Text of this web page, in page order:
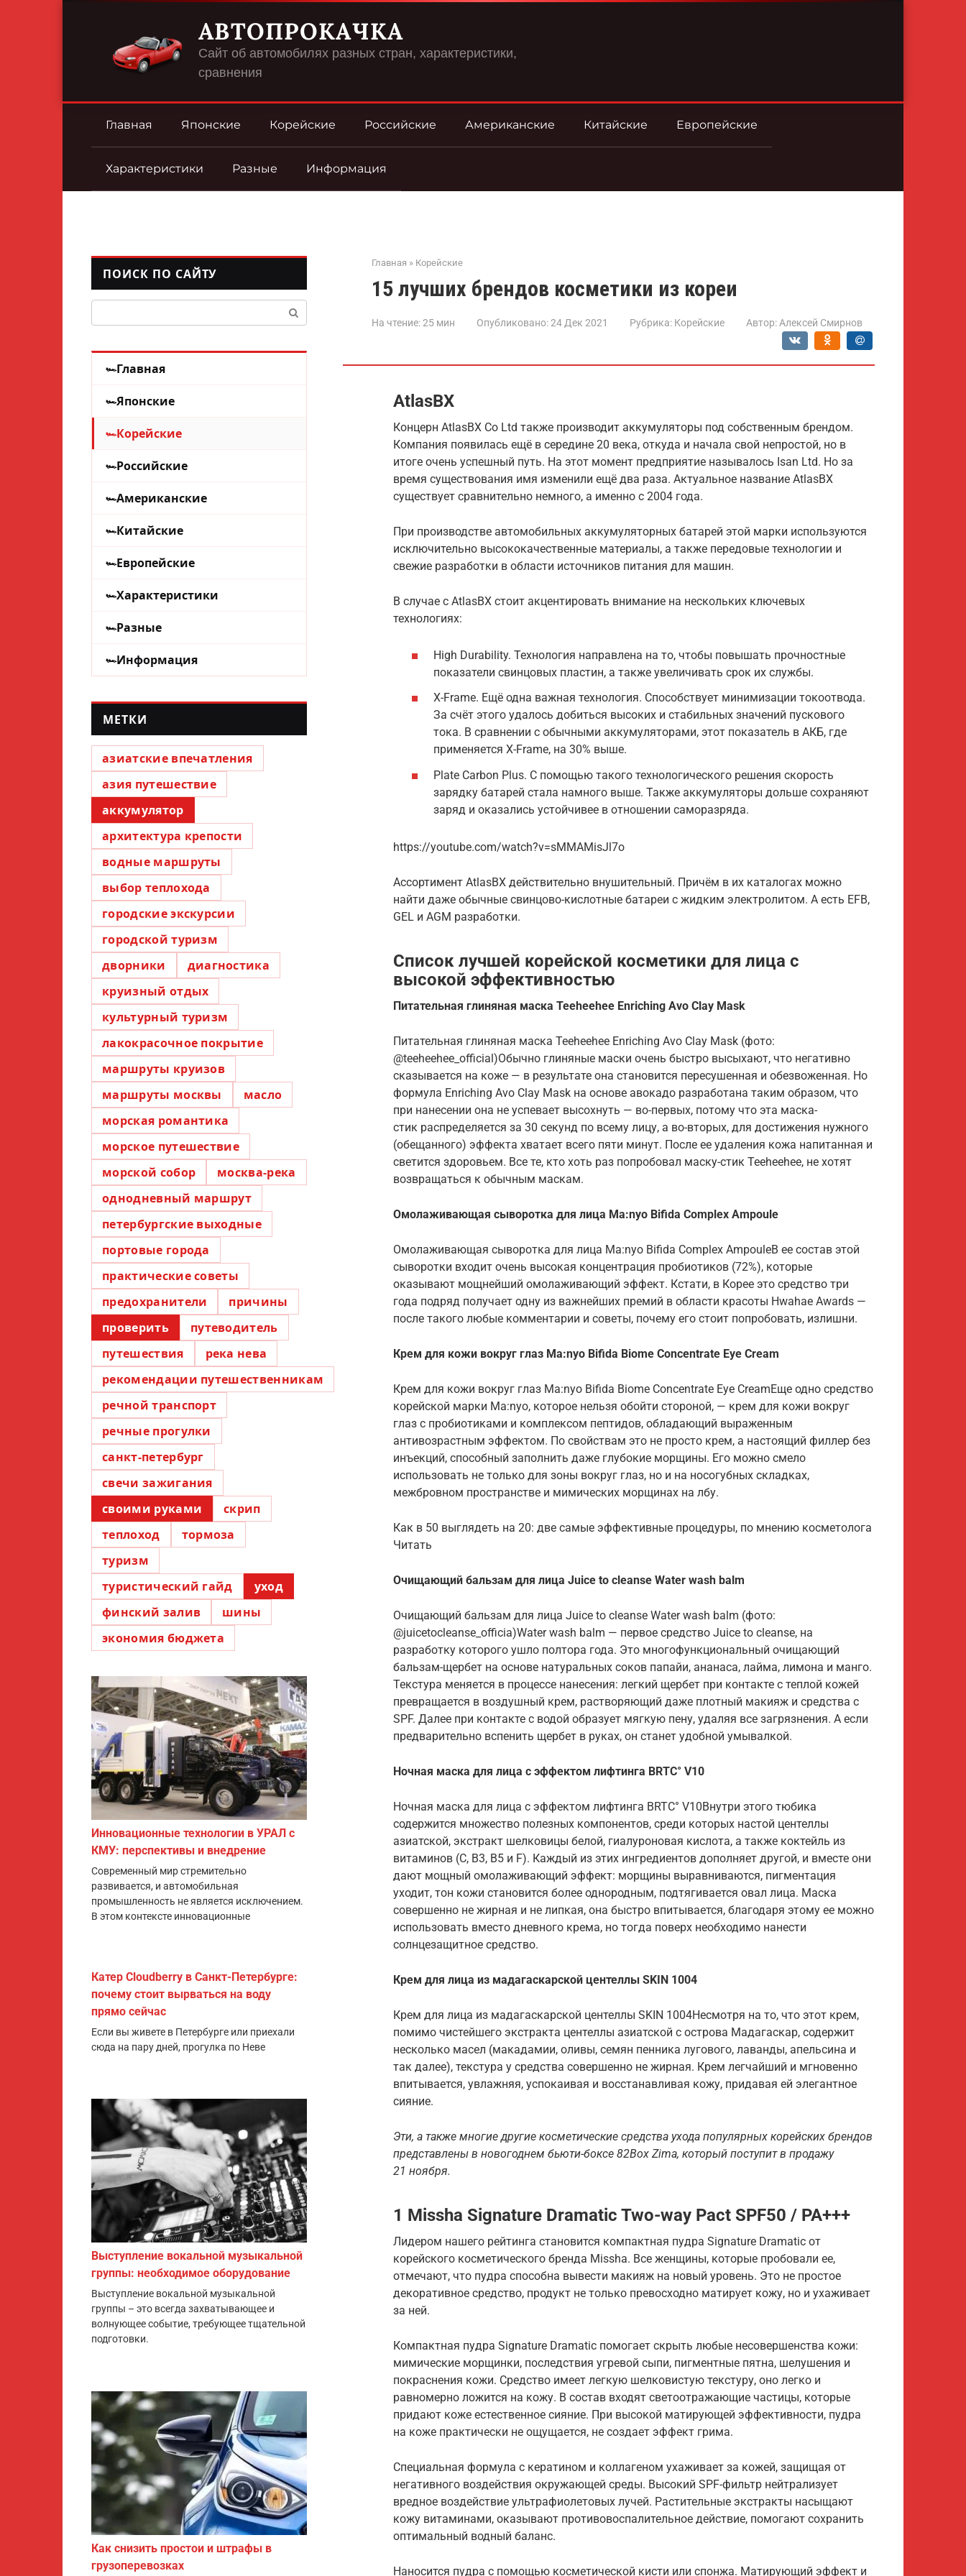
АВТОПРОКАЧКА
Сайт об автомобилях разных стран, характеристики,
сравнения
Главная Японские Корейские Российские Американские Китайские Европейские
Характеристики Разные Информация
Главная » Корейские
15 лучших брендов косметики из кореи
На чтение:25 мин Опубликовано:24 Дек 2021 Рубрика: Корейские Автор: Алексей Смирнов
AtlasBX
Концерн AtlasBX Co Ltd также производит аккумуляторы под собственным брендом.
Компания появилась ещё в середине 20 века, откуда и начала свой непростой, но в
итоге очень успешный путь. На этот момент предприятие называлось Isan Ltd. Но за
время существования имя изменили ещё два раза. Актуальное название AtlasBX
существует сравнительно немного, а именно с 2004 года.
При производстве автомобильных аккумуляторных батарей этой марки используются
исключительно высококачественные материалы, а также передовые технологии и
свежие разработки в области источников питания для машин.
В случае с AtlasBX стоит акцентировать внимание на нескольких ключевых
технологиях:
High Durability. Технология направлена на то, чтобы повышать прочностные
показатели свинцовых пластин, а также увеличивать срок их службы.
X-Frame. Ещё одна важная технология. Способствует минимизации токоотвода.
За счёт этого удалось добиться высоких и стабильных значений пускового
тока. В сравнении с обычными аккумуляторами, этот показатель в АКБ, где
применяется X-Frame, на 30% выше.
Plate Carbon Plus. С помощью такого технологического решения скорость
зарядку батарей стала намного выше. Также аккумуляторы дольше сохраняют
заряд и оказались устойчивее в отношении саморазряда.
https://youtube.com/watch?v=sMMAMisJl7o
Ассортимент AtlasBX действительно внушительный. Причём в их каталогах можно
найти даже обычные свинцово-кислотные батареи с жидким электролитом. А есть EFB,
GEL и AGM разработки.
Список лучшей корейской косметики для лица с
высокой эффективностью
Питательная глиняная маска Teeheehee Enriching Avo Clay Mask
Питательная глиняная маска Teeheehee Enriching Avo Clay Mask (фото:
@teeheehee_official)Обычно глиняные маски очень быстро высыхают, что негативно
сказывается на коже — в результате она становится пересушенная и обезвоженная. Но
формула Enriching Avo Clay Mask на основе авокадо разработана таким образом, что
при нанесении она не успевает высохнуть — во-первых, потому что эта маска-
стик распределяется за 30 секунд по всему лицу, а во-вторых, для достижения нужного
(обещанного) эффекта хватает всего пяти минут. После ее удаления кожа напитанная и
светится здоровьем. Все те, кто хоть раз попробовал маску-стик Teeheehee, не хотят
возвращаться к обычным маскам.
Омолаживающая сыворотка для лица Ma:nyo Bifida Complex Ampoule
Омолаживающая сыворотка для лица Ma:nyo Bifida Complex AmpouleВ ее состав этой
сыворотки входит очень высокая концентрация пробиотиков (72%), которые
оказывают мощнейший омолаживающий эффект. Кстати, в Корее это средство три
года подряд получает одну из важнейших премий в области красоты Hwahae Awards —
после такого любые комментарии и советы, почему его стоит попробовать, излишни.
Крем для кожи вокруг глаз Ma:nyo Bifida Biome Concentrate Eye Cream
Крем для кожи вокруг глаз Ma:nyo Bifida Biome Concentrate Eye CreamЕще одно средство
корейской марки Ma:nyo, которое нельзя обойти стороной, — крем для кожи вокруг
глаз с пробиотиками и комплексом пептидов, обладающий выраженным
антивозрастным эффектом. По свойствам это не просто крем, а настоящий филлер без
инъекций, способный заполнить даже глубокие морщины. Его можно смело
использовать не только для зоны вокруг глаз, но и на носогубных складках,
межбровном пространстве и мимических морщинах на лбу.
Как в 50 выглядеть на 20: две самые эффективные процедуры, по мнению косметолога
Читать
Очищающий бальзам для лица Juice to cleanse Water wash balm
Очищающий бальзам для лица Juice to cleanse Water wash balm (фото:
@juicetocleanse_officia)Water wash balm — первое средство Juice to cleanse, на
разработку которого ушло полтора года. Это многофункциональный очищающий
бальзам-щербет на основе натуральных соков папайи, ананаса, лайма, лимона и манго.
Текстура меняется в процессе нанесения: легкий щербет при контакте с теплой кожей
превращается в воздушный крем, растворяющий даже плотный макияж и средства с
SPF. Далее при контакте с водой образует мягкую пену, удаляя все загрязнения. А если
предварительно вспенить щербет в руках, он станет удобной умывалкой.
Ночная маска для лица с эффектом лифтинга BRTC° V10
Ночная маска для лица с эффектом лифтинга BRTC° V10Внутри этого тюбика
содержится множество полезных компонентов, среди которых настой центеллы
азиатской, экстракт шелковицы белой, гиалуроновая кислота, а также коктейль из
витаминов (С, B3, B5 и F). Каждый из этих ингредиентов дополняет другой, и вместе они
дают мощный омолаживающий эффект: морщины выравниваются, пигментация
уходит, тон кожи становится более однородным, подтягивается овал лица. Маска
совершенно не жирная и не липкая, она быстро впитывается, благодаря этому ее можно
использовать вместо дневного крема, но тогда поверх необходимо нанести
солнцезащитное средство.
Крем для лица из мадагаскарской центеллы SKIN 1004
Крем для лица из мадагаскарской центеллы SKIN 1004Несмотря на то, что этот крем,
помимо чистейшего экстракта центеллы азиатской с острова Мадагаскар, содержит
несколько масел (макадамии, оливы, семян пенника лугового, лаванды, апельсина и
так далее), текстура у средства совершенно не жирная. Крем легчайший и мгновенно
впитывается, увлажняя, успокаивая и восстанавливая кожу, придавая ей элегантное
сияние.
Эти, а также многие другие косметические средства ухода популярных корейских брендов
представлены в новогоднем бьюти-боксе 82Box Zima, который поступит в продажу
21 ноября.
1 Missha Signature Dramatic Two-way Pact SPF50 / PA+++
Лидером нашего рейтинга становится компактная пудра Signature Dramatic от
корейского косметического бренда Missha. Все женщины, которые пробовали ее,
отмечают, что пудра способна вывести макияж на новый уровень. Это не простое
декоративное средство, продукт не только превосходно матирует кожу, но и ухаживает
за ней.
Компактная пудра Signature Dramatic помогает скрыть любые несовершенства кожи:
мимические морщинки, последствия угревой сыпи, пигментные пятна, шелушения и
покраснения кожи. Средство имеет легкую шелковистую текстуру, оно легко и
равномерно ложится на кожу. В состав входят светоотражающие частицы, которые
придают коже естественное сияние. При высокой матирующей эффективности, пудра
на коже практически не ощущается, не создает эффект грима.
Специальная формула с кератином и коллагеном ухаживает за кожей, защищая от
негативного воздействия окружающей среды. Высокий SPF-фильтр нейтрализует
вредное воздействие ультрафиолетовых лучей. Растительные экстракты насыщают
кожу витаминами, оказывают противовоспалительное действие, помогают сохранить
оптимальный водный баланс.
Наносится пудра с помощью косметической кисти или спонжа. Матирующий эффект и
ПОИСК ПО САЙТУ
Главная
Японские
Корейские
Российские
Американские
Китайские
Европейские
Характеристики
Разные
Информация
МЕТКИ
азиатские впечатления
азия путешествие
аккумулятор
архитектура крепости
водные маршруты
выбор теплохода
городские экскурсии
городской туризм
дворники
диагностика
круизный отдых
культурный туризм
лакокрасочное покрытие
маршруты круизов
маршруты москвы
масло
морская романтика
морское путешествие
морской собор
москва-река
однодневный маршрут
петербургские выходные
портовые города
практические советы
предохранители
причины
проверить
путеводитель
путешествия
река нева
рекомендации путешественникам
речной транспорт
речные прогулки
санкт-петербург
свечи зажигания
своими руками
скрип
теплоход
тормоза
туризм
туристический гайд
уход
финский залив
шины
экономия бюджета
Инновационные технологии в УРАЛ с
КМУ: перспективы и внедрение
Современный мир стремительно
развивается, и автомобильная
промышленность не является исключением.
В этом контексте инновационные
Катер Cloudberry в Санкт-Петербурге:
почему стоит вырваться на воду
прямо сейчас
Если вы живете в Петербурге или приехали
сюда на пару дней, прогулка по Неве
Выступление вокальной музыкальной
группы: необходимое оборудование
Выступление вокальной музыкальной
группы – это всегда захватывающее и
волнующее событие, требующее тщательной
подготовки.
Как снизить простои и штрафы в
грузоперевозках